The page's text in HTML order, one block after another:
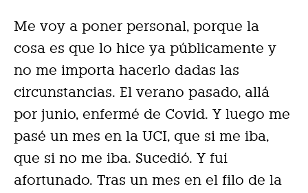
Me voy a poner personal, porque la
cosa es que lo hice ya públicamente y
no me importa hacerlo dadas las
circunstancias. El verano pasado, allá
por junio, enfermé de Covid. Y luego me
pasé un mes en la UCI, que si me iba,
que si no me iba. Sucedió. Y fui
afortunado. Tras un mes en el filo de la